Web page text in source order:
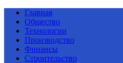
Главная
Общество
Технологии
Производство
Финансы
Строительство